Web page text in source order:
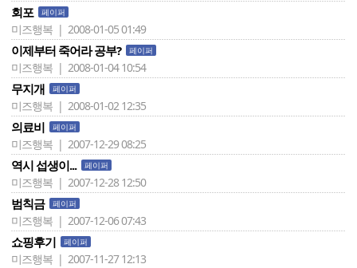
회포 페이퍼
미즈행복 | 2008-01-05 01:49
이제부터 죽어라 공부? 페이퍼
미즈행복 | 2008-01-04 10:54
무지개 페이퍼
미즈행복 | 2008-01-02 12:35
의료비 페이퍼
미즈행복 | 2007-12-29 08:25
역시 섭생이... 페이퍼
미즈행복 | 2007-12-28 12:50
범칙금 페이퍼
미즈행복 | 2007-12-06 07:43
쇼핑후기 페이퍼
미즈행복 | 2007-11-27 12:13